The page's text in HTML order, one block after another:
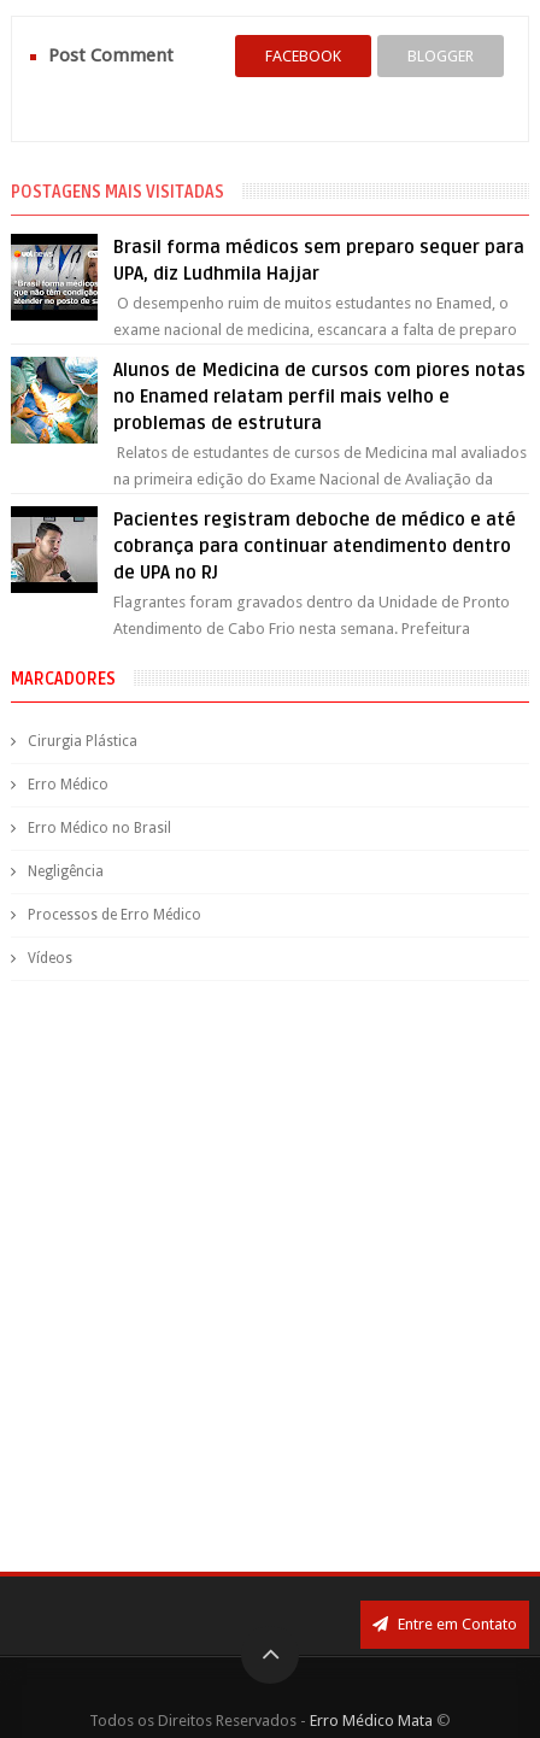
Post Comment FACEBOOK BLOGGER
POSTAGENS MAIS VISITADAS
Brasil forma médicos sem preparo sequer para
UPA, diz Ludhmila Hajjar
O desempenho ruim de muitos estudantes no Enamed, o
exame nacional de medicina, escancara a falta de preparo
Alunos de Medicina de cursos com piores notas
no Enamed relatam perfil mais velho e
problemas de estrutura
Relatos de estudantes de cursos de Medicina mal avaliados
na primeira edição do Exame Nacional de Avaliação da
Pacientes registram deboche de médico e até
cobrança para continuar atendimento dentro
de UPA no RJ
Flagrantes foram gravados dentro da Unidade de Pronto
Atendimento de Cabo Frio nesta semana. Prefeitura
MARCADORES
Cirurgia Plástica
Erro Médico
Erro Médico no Brasil
Negligência
Processos de Erro Médico
Vídeos
Entre em Contato
Todos os Direitos Reservados - Erro Médico Mata ©